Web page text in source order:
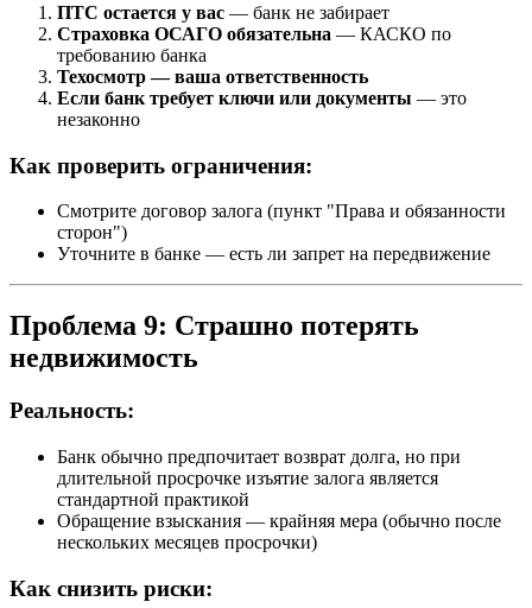
ПТС остается у вас — банк не забирает
Страховка ОСАГО обязательна — КАСКО по
требованию банка
Техосмотр — ваша ответственность
Если банк требует ключи или документы — это
незаконно
Как проверить ограничения:
Смотрите договор залога (пункт "Права и обязанности
сторон")
Уточните в банке — есть ли запрет на передвижение
Проблема 9: Страшно потерять
недвижимость
Реальность:
Банк обычно предпочитает возврат долга, но при
длительной просрочке изъятие залога является
стандартной практикой
Обращение взыскания — крайняя мера (обычно после
нескольких месяцев просрочки)
Как снизить риски: